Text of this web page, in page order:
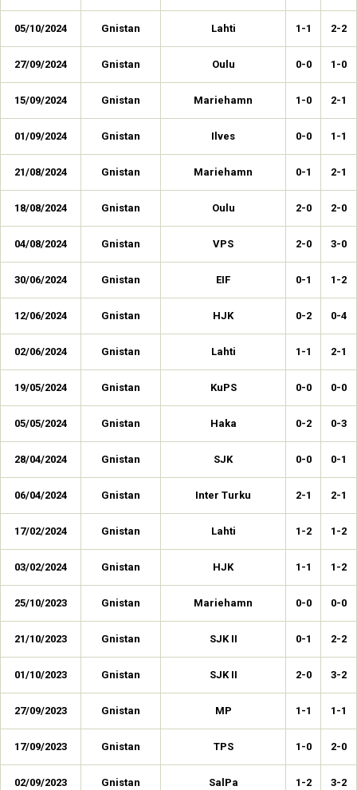
05/10/2024 Gnistan Lahti 1-1 2-2
27/09/2024 Gnistan Oulu 0-0 1-0
15/09/2024 Gnistan Mariehamn 1-0 2-1
01/09/2024 Gnistan Ilves 0-0 1-1
21/08/2024 Gnistan Mariehamn 0-1 2-1
18/08/2024 Gnistan Oulu 2-0 2-0
04/08/2024 Gnistan VPS 2-0 3-0
30/06/2024 Gnistan EIF 0-1 1-2
12/06/2024 Gnistan HJK 0-2 0-4
02/06/2024 Gnistan Lahti 1-1 2-1
19/05/2024 Gnistan KuPS 0-0 0-0
05/05/2024 Gnistan Haka 0-2 0-3
28/04/2024 Gnistan SJK 0-0 0-1
06/04/2024 Gnistan Inter Turku 2-1 2-1
17/02/2024 Gnistan Lahti 1-2 1-2
03/02/2024 Gnistan HJK 1-1 1-2
25/10/2023 Gnistan Mariehamn 0-0 0-0
21/10/2023 Gnistan SJK II 0-1 2-2
01/10/2023 Gnistan SJK II 2-0 3-2
27/09/2023 Gnistan MP 1-1 1-1
17/09/2023 Gnistan TPS 1-0 2-0
02/09/2023 Gnistan SalPa 1-2 3-2